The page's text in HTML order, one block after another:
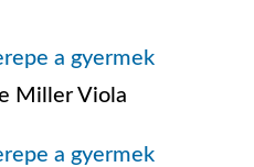
a gyermek
Miller Viola
a gyermek